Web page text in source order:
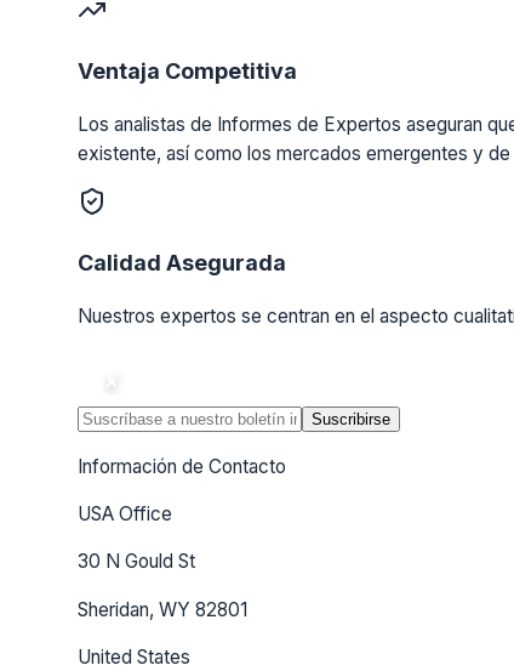
Ventaja Competitiva
Los analistas de Informes de Expertos aseguran
existente, así como los mercados emergentes y
Calidad Asegurada
Nuestros expertos se centran en el aspecto
Suscribirse
Información de Contacto
USA Office
30 N Gould St
Sheridan, WY 82801
United States